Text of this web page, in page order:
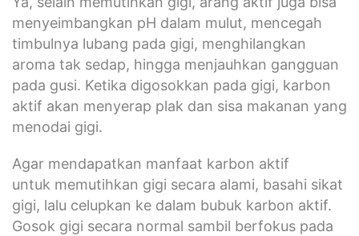
menyeimbangkan pH dalam mulut, mencegah
timbulnya lubang pada gigi, menghilangkan
aroma tak sedap, hingga menjauhkan gangguan
pada gusi. Ketika digosokkan pada gigi, karbon
aktif akan menyerap plak dan sisa makanan yang
menodai gigi.
Agar mendapatkan manfaat karbon aktif
untuk memutihkan gigi secara alami, basahi sikat
gigi, lalu celupkan ke dalam bubuk karbon aktif.
Gosok gigi secara normal sambil berfokus pada